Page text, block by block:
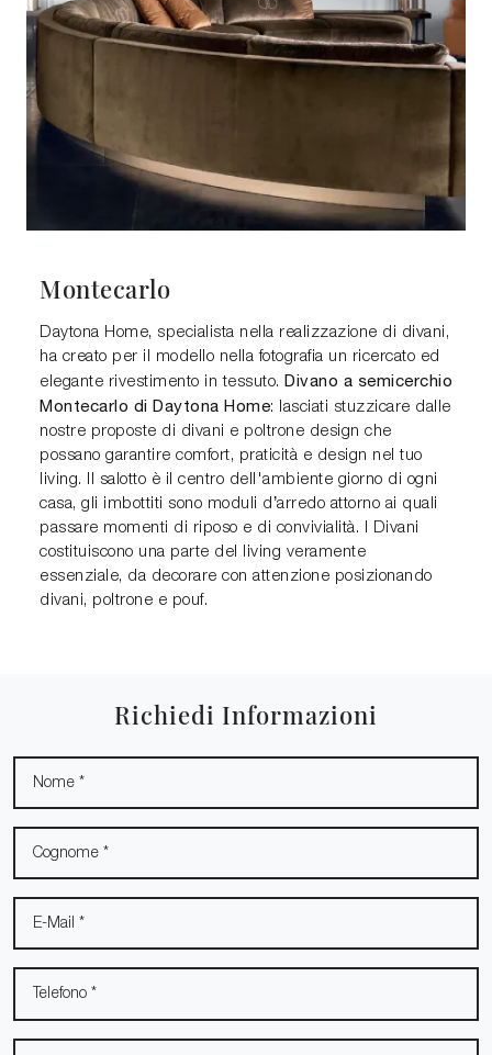
Montecarlo
Daytona Home, specialista nella realizzazione di divani,
ha creato per il modello nella fotografia un ricercato ed
elegante rivestimento in tessuto. Divano a semicerchio
Montecarlo di Daytona Home: lasciati stuzzicare dalle
nostre proposte di divani e poltrone design che
possano garantire comfort, praticità e design nel tuo
living. Il salotto è il centro dell'ambiente giorno di ogni
casa, gli imbottiti sono moduli d’arredo attorno ai quali
passare momenti di riposo e di convivialità. I Divani
costituiscono una parte del living veramente
essenziale, da decorare con attenzione posizionando
divani, poltrone e pouf.
Richiedi Informazioni